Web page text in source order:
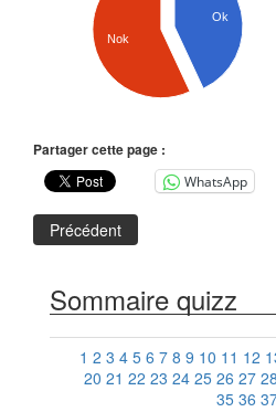
Ok
Nok
Partager cette page :
WhatsApp
Précédent
Sommaire quizz
1 2 3 4 5 6 7 8 9 10 11 12
20 21 22 23 24 25 26 27 28
35 36